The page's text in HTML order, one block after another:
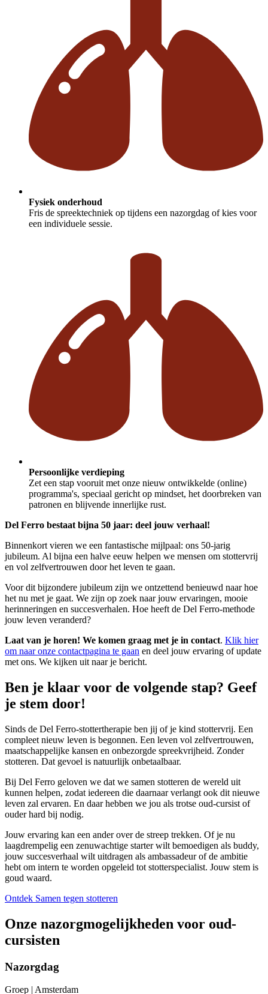
Fysiek onderhoud
Fris de spreektechniek op tijdens een nazorgdag of kies voor
een individuele sessie.
Persoonlijke verdieping
Zet een stap vooruit met onze nieuw ontwikkelde (online)
programma's, speciaal gericht op mindset, het doorbreken van
patronen en blijvende innerlijke rust.
Del Ferro bestaat bijna 50 jaar: deel jouw verhaal!
Binnenkort vieren we een fantastische mijlpaal: ons 50-jarig
jubileum. Al bijna een halve eeuw helpen we mensen om stottervrij
en vol zelfvertrouwen door het leven te gaan.
Voor dit bijzondere jubileum zijn we ontzettend benieuwd naar hoe
het nu met je gaat. We zijn op zoek naar jouw ervaringen, mooie
herinneringen en succesverhalen. Hoe heeft de Del Ferro-methode
jouw leven veranderd?
Laat van je horen! We komen graag met je in contact. Klik hier
om naar onze contactpagina te gaan en deel jouw ervaring of update
met ons. We kijken uit naar je bericht.
Ben je klaar voor de volgende stap? Geef
je stem door!
Sinds de Del Ferro-stottertherapie ben jij of je kind stottervrij. Een
compleet nieuw leven is begonnen. Een leven vol zelfvertrouwen,
maatschappelijke kansen en onbezorgde spreekvrijheid. Zonder
stotteren. Dat gevoel is natuurlijk onbetaalbaar.
Bij Del Ferro geloven we dat we samen stotteren de wereld uit
kunnen helpen, zodat iedereen die daarnaar verlangt ook dit nieuwe
leven zal ervaren. En daar hebben we jou als trotse oud-cursist of
ouder hard bij nodig.
Jouw ervaring kan een ander over de streep trekken. Of je nu
laagdrempelig een zenuwachtige starter wilt bemoedigen als buddy,
jouw succesverhaal wilt uitdragen als ambassadeur of de ambitie
hebt om intern te worden opgeleid tot stotterspecialist. Jouw stem is
goud waard.
Ontdek Samen tegen stotteren
Onze nazorgmogelijkheden voor oud-
cursisten
Nazorgdag
Groep | Amsterdam